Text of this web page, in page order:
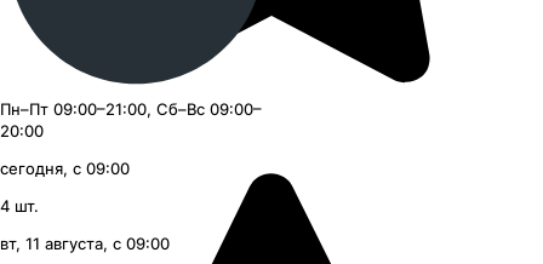
Пн–Пт 09:00–21:00, Сб–Вс 09:00–
20:00
сегодня, с 09:00
4 шт.
вт, 11 августа, с 09:00